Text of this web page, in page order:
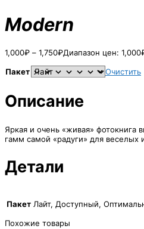
Modern
1,000₽ – 1,750₽Диапазон цен:
Пакет
Очистить
Описание
Яркая и очень «живая» фотокнига
гамм самой «радуги» для веселых
Детали
Пакет Лайт, Доступный,
Похожие товары